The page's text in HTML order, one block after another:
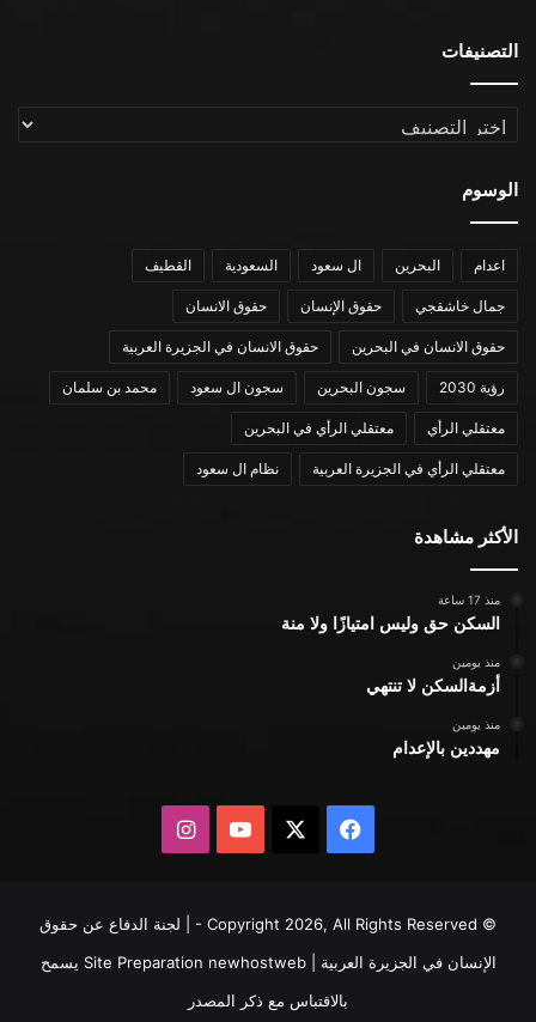
التصنيفات
التصنيفات
الوسوم
اعدام البحرين ال سعود السعودية القطيف
جمال خاشقجي حقوق الإنسان حقوق الانسان
حقوق الانسان في البحرين حقوق الانسان في الجزيرة العربية
رؤية 2030 سجون البحرين سجون ال سعود محمد بن سلمان
معتقلي الرأي معتقلي الرأي في البحرين
معتقلي الرأي في الجزيرة العربية نظام ال سعود
الأكثر مشاهدة
منذ 17 ساعة
السكن حق وليس امتيازًا ولا منة
منذ يومين
أزمةالسكن لا تنتهي
منذ يومين
مهددين بالإعدام
فيسبوك يوتيوبانستقرام
© Copyright 2026, All Rights Reserved - | لجنة الدفاع عن حقوق
الإنسان في الجزيرة العربية | Site Preparationnewhostweb
يسمح
بالاقتباس مع ذكر المصدر